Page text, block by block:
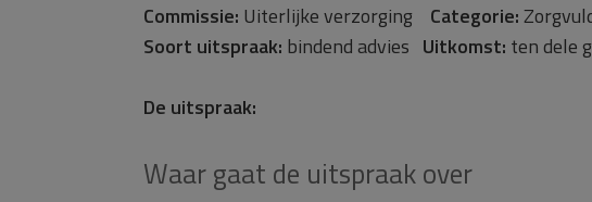
Commissie: Uiterlijke verzorging Categorie:
Soort uitspraak: bindend advies Uitkomst: ten dele
De uitspraak:
Waar gaat de uitspraak over